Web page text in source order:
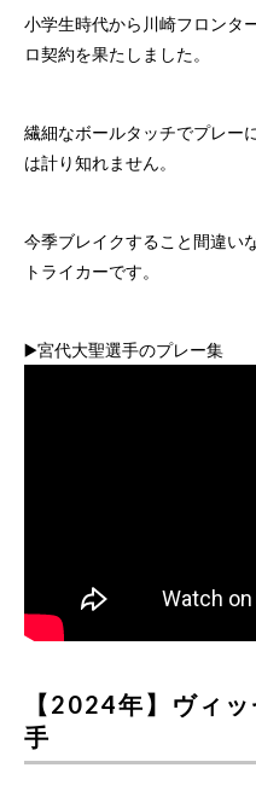
小学生時代から川崎フロンタ
ロ契約を果たしました。
繊細なボールタッチでプレー
は計り知れません。
今季ブレイクすること間違い
トライカーです。
▶️宮代大聖選手のプレー集
【2024年】ヴィ
手